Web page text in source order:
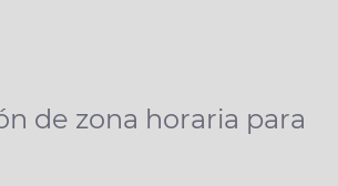
de zona horaria para